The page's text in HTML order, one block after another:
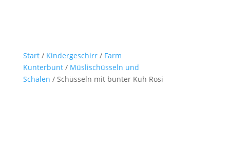
Start/ Kindergeschirr/ Farm
Kunterbunt/ Müslischüsseln und
Schalen / Schüsseln mit bunter Kuh Rosi